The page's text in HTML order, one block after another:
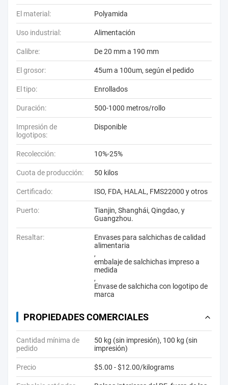
El material: Polyamida
Uso industrial: Alimentación
Calibre: De 20 mm a 190 mm
El grosor: 45um a 100um, según el pedido
El tipo: Enrollados
Duración: 500-1000 metros/rollo
Impresión de
logotipos:
Disponible
Recolección: 10%-25%
Cuota de producción: 50 kilos
Certificado: ISO, FDA, HALAL, FMS22000 y otros
Puerto:
Tianjin, Shanghái, Qingdao, y
Guangzhou.
Resaltar:
Envases para salchichas de calidad
alimentaria
,
embalaje de salchichas impreso a
medida
,
Envase de salchicha con logotipo de
marca
PROPIEDADES COMERCIALES
Cantidad mínima de
pedido
50 kg (sin impresión), 100 kg (sin
impresión)
Precio $5.00 - $12.00/kilograms